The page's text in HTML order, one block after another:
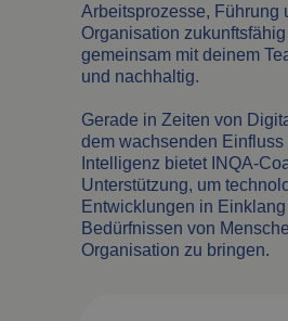
Arbeitsprozesse, Führung
Organisation
gemeinsam mit deinem
und nachhaltig.
Gerade in Zeiten von
dem wachsenden
Intelligenz bietet INQA-
Unterstützung, um
Entwicklungen in
Bedürfnissen von
Organisation zu bringen.